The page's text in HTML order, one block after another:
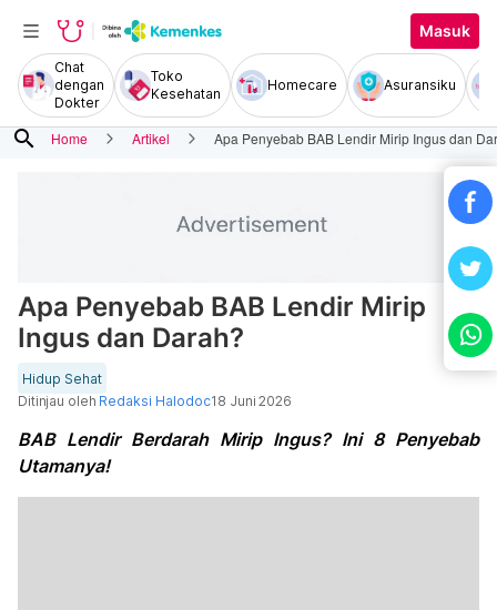
Masuk
Chat
dengan
Dokter
Toko
Kesehatan
Homecare Asuransiku
search Home Artikel Apa Penyebab BAB Lendir Mirip Ingus dan
Apa Penyebab BAB Lendir Mirip
Ingus dan Darah?
Hidup Sehat
Ditinjau oleh Redaksi Halodoc18 Juni 2026
BAB Lendir Berdarah Mirip Ingus? Ini 8 Penyebab
Utamanya!